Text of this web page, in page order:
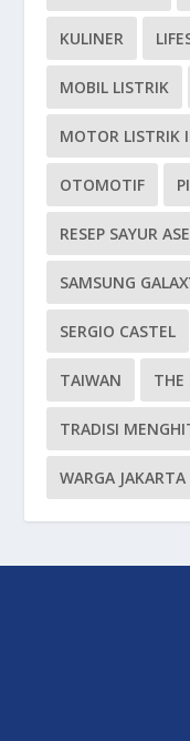
KULINER
MOBIL LISTRIK
MOTOR LISTRIK
OTOMOTIF
RESEP SAYUR
SAMSUNG
SERGIO CASTEL
TAIWAN THE
TRADISI
WARGA JAKARTA